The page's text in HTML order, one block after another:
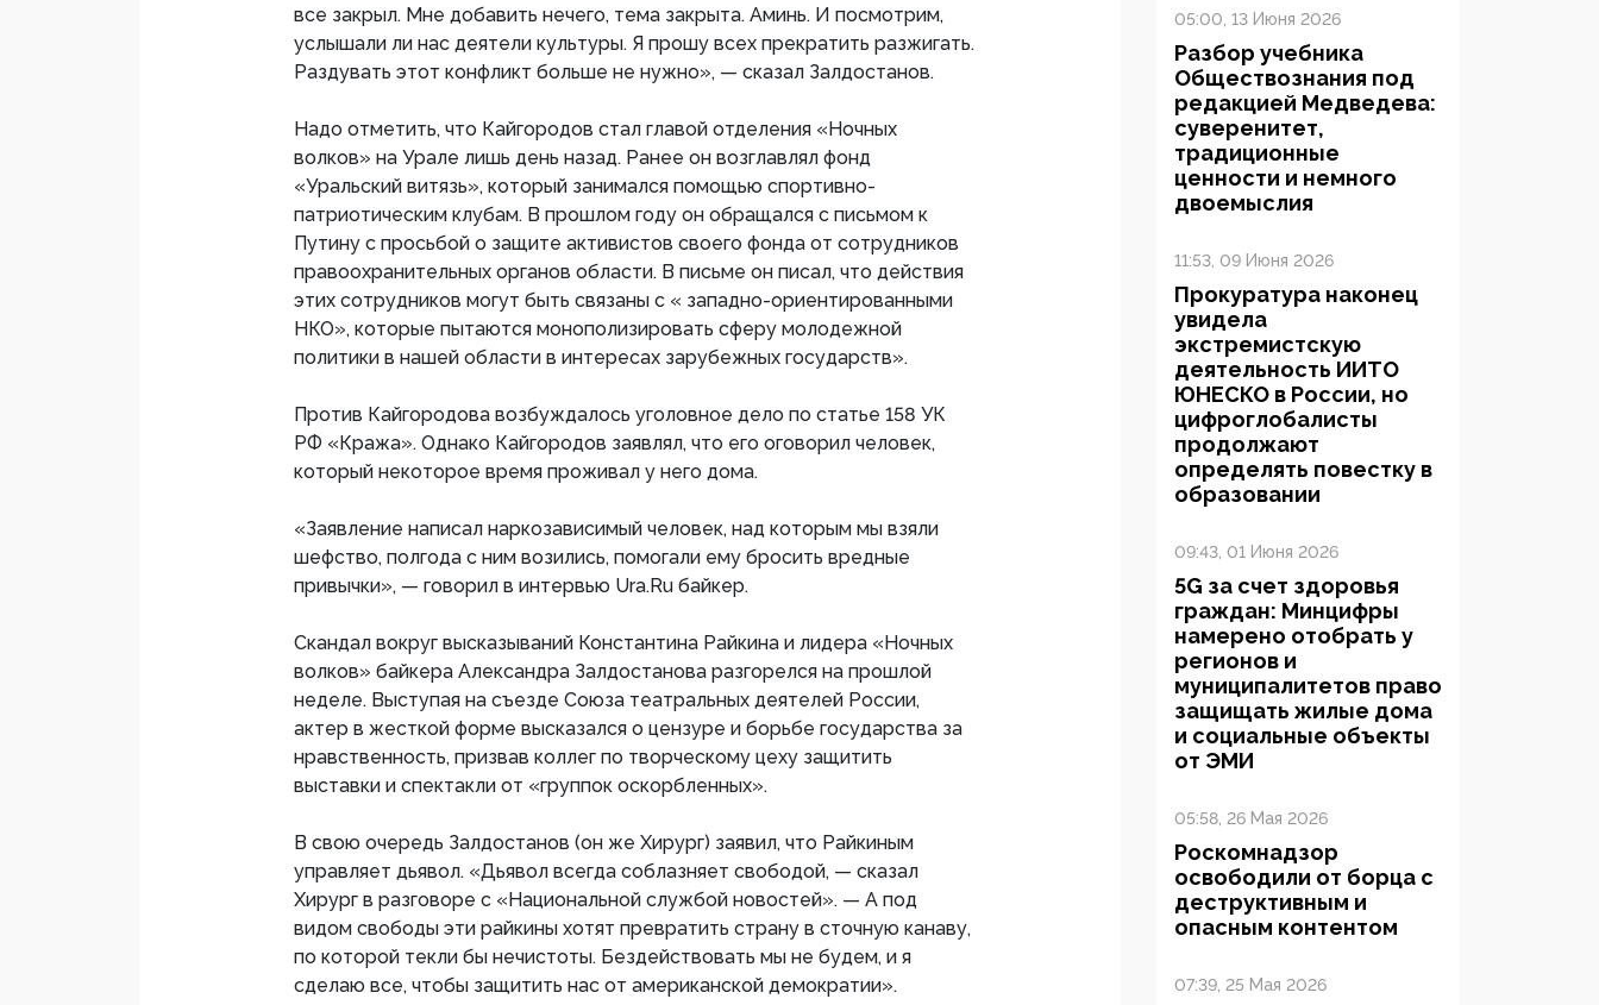
все закрыл. Мне добавить нечего, тема закрыта. Аминь. И посмотрим,
услышали ли нас деятели культуры. Я прошу всех прекратить разжигать.
Раздувать этот конфликт больше не нужно», — сказал Залдостанов.
Надо отметить, что Кайгородов стал главой отделения «Ночных
волков» на Урале лишь день назад. Ранее он возглавлял фонд
«Уральский витязь», который занимался помощью спортивно-
патриотическим клубам. В прошлом году он обращался с письмом к
Путину с просьбой о защите активистов своего фонда от сотрудников
правоохранительных органов области. В письме он писал, что действия
этих сотрудников могут быть связаны с « западно-ориентированными
НКО», которые пытаются монополизировать сферу молодежной
политики в нашей области в интересах зарубежных государств».
Против Кайгородова возбуждалось уголовное дело по статье 158 УК
РФ «Кража». Однако Кайгородов заявлял, что его оговорил человек,
который некоторое время проживал у него дома.
«Заявление написал наркозависимый человек, над которым мы взяли
шефство, полгода с ним возились, помогали ему бросить вредные
привычки», — говорил в интервью Ura.Ru байкер.
Скандал вокруг высказываний Константина Райкина и лидера «Ночных
волков» байкера Александра Залдостанова разгорелся на прошлой
неделе. Выступая на съезде Союза театральных деятелей России,
актер в жесткой форме высказался о цензуре и борьбе государства за
нравственность, призвав коллег по творческому цеху защитить
выставки и спектакли от «группок оскорбленных».
В свою очередь Залдостанов (он же Хирург) заявил, что Райкиным
управляет дьявол. «Дьявол всегда соблазняет свободой, — сказал
Хирург в разговоре с «Национальной службой новостей». — А под
видом свободы эти райкины хотят превратить страну в сточную канаву,
по которой текли бы нечистоты. Бездействовать мы не будем, и я
сделаю все, чтобы защитить нас от американской демократии».
05:00, 13 Июня 2026
Разбор учебника
Обществознания под
редакцией Медведева:
суверенитет,
традиционные
ценности и немного
двоемыслия
11:53, 09 Июня 2026
Прокуратура наконец
увидела
экстремистскую
деятельность ИИТО
ЮНЕСКО в России, но
цифроглобалисты
продолжают
определять повестку в
образовании
09:43, 01 Июня 2026
5G за счет здоровья
граждан: Минцифры
намерено отобрать у
регионов и
муниципалитетов право
защищать жилые дома
и социальные объекты
от ЭМИ
05:58, 26 Мая 2026
Роскомнадзор
освободили от борца с
деструктивным и
опасным контентом
07:39, 25 Мая 2026